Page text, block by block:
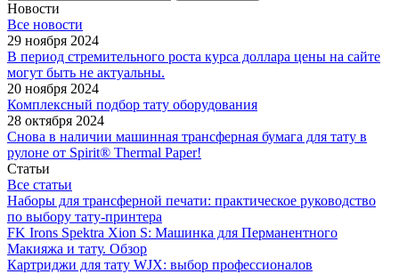
Новости
Все новости
29 ноября 2024
В период стремительного роста курса доллара цены на сайте
могут быть не актуальны.
20 ноября 2024
Комплексный подбор тату оборудования
28 октября 2024
Снова в наличии машинная трансферная бумага для тату в
рулоне от Spirit® Thermal Paper!
Статьи
Все статьи
Наборы для трансферной печати: практическое руководство
по выбору тату‑принтера
FK Irons Spektra Xion S: Машинка для Перманентного
Макияжа и тату. Обзор
Картриджи для тату WJX: выбор профессионалов